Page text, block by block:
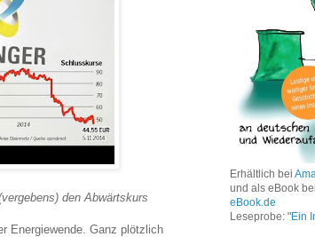
den Abwärtskurs
Energiewende. Ganz plötzlich
Erhältlich bei
und als eBook bei
eBook.de
Leseprobe: "Ein